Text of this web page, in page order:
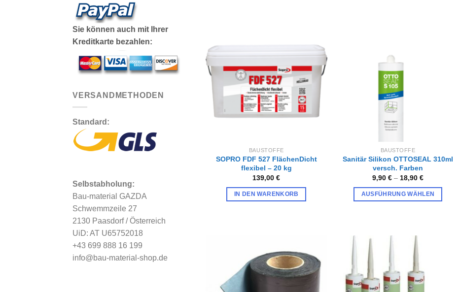
Sie können auch mit Ihrer
Kreditkarte bezahlen:
VERSANDMETHODEN
Standard:
Selbstabholung:
Bau-material GAZDA
Schwemmzeile 27
2130 Paasdorf / Österreich
UiD: AT U65752018
+43 699 888 16 199
info@bau-material-shop.de
Wunschliste
BAUSTOFFE
SOPRO FDF 527 FlächenDicht
flexibel – 20 kg
139,00€
IN DEN WARENKORB
BAUSTOFFE
Sanitär Silikon OTTOSEAL 310ml
versch. Farben
9,90 €– 18,90 €
AUSFÜHRUNG WÄHLEN
mehrere
Varianten
Die
Optionen
Zur
Wunschliste
hinzufügen
Wunschliste
hinzufügen